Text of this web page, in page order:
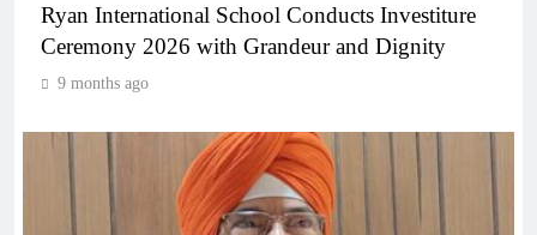
Ryan International School Conducts Investiture
Ceremony 2026 with Grandeur and Dignity
9 months ago